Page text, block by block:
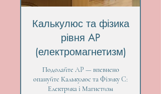
Калькулюс та фізика
рівня AP
(електромагнетизм)
Подолайте AP — впевнено
опануйте Калькулюс та Фізику C:
Електрика і Магнетизм